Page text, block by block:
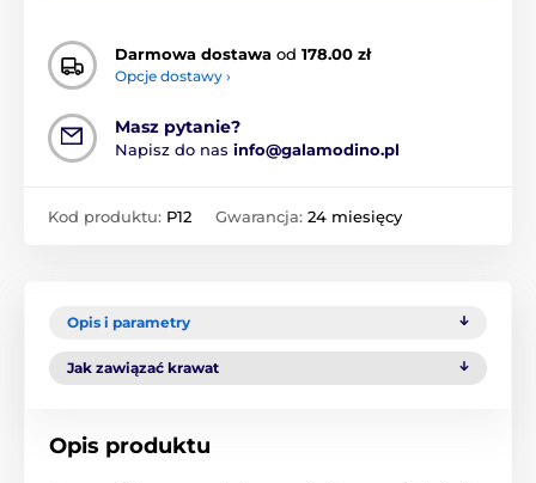
Darmowa dostawa od 178.00 zł
Opcje dostawy ›
Masz pytanie?
Napisz do nas info@galamodino.pl
Kod produktu: P12 Gwarancja: 24 miesięcy
Opis i parametry
Jak zawiązać krawat
Opis produktu